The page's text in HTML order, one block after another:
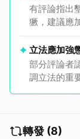
有評論指出
獗，建議應
立法應加強
部分評論者
調立法的重
轉發 (8)